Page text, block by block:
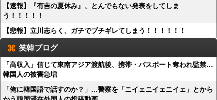
【速報】『有吉の夏休み』、とんでもない発表をしてしま
う！！！！！
【悲報】立川志らく、ガチでブチギレてしまう！！！！！！
笑韓ブログ
「高収入」信じて東南アジア渡航後、携帯・パスポート奪われ監禁…
韓国人の被害急増
「俺に韓国語で話すのか？」…警察を「ニイェニイェニイェ」とから